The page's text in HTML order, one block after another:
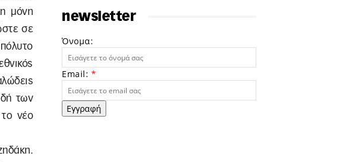
η μόνη
σε
των
το νέο
newsletter
Όνομα:
Email: *
Εγγραφή